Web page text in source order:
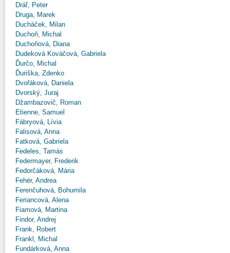
Dráľ, Peter
Druga, Marek
Ducháček, Milan
Duchoň, Michal
Duchoňová, Diana
Dudeková Kováčová, Gabriela
Ďurčo, Michal
Ďuriška, Zdenko
Dvořáková, Daniela
Dvorský, Juraj
Džambazovič, Roman
Etienne, Samuel
Fábryová, Lívia
Falisová, Anna
Fatková, Gabriela
Fedeles, Tamás
Federmayer, Frederik
Fedorčáková, Mária
Fehér, Andrea
Ferenčuhová, Bohumila
Feriancová, Alena
Fiamová, Martina
Findor, Andrej
Frank, Robert
Frankl, Michal
Fundárková, Anna